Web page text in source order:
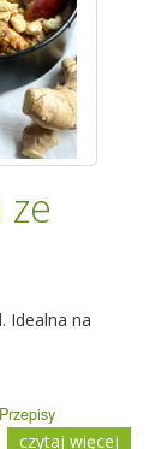
Idealna na
Przepisy
czytaj więcej